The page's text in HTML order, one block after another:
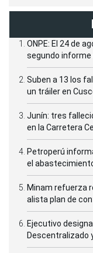
ONPE: El 24 de
segundo
Suben a 13 los
un tráiler en
Junín: tres
en la Carretera
Petroperú
el
Minam refuerza
alista plan de
Ejecutivo
Descentralizado